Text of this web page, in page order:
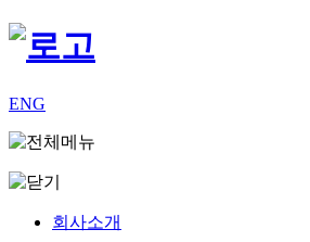
ENG
회사소개